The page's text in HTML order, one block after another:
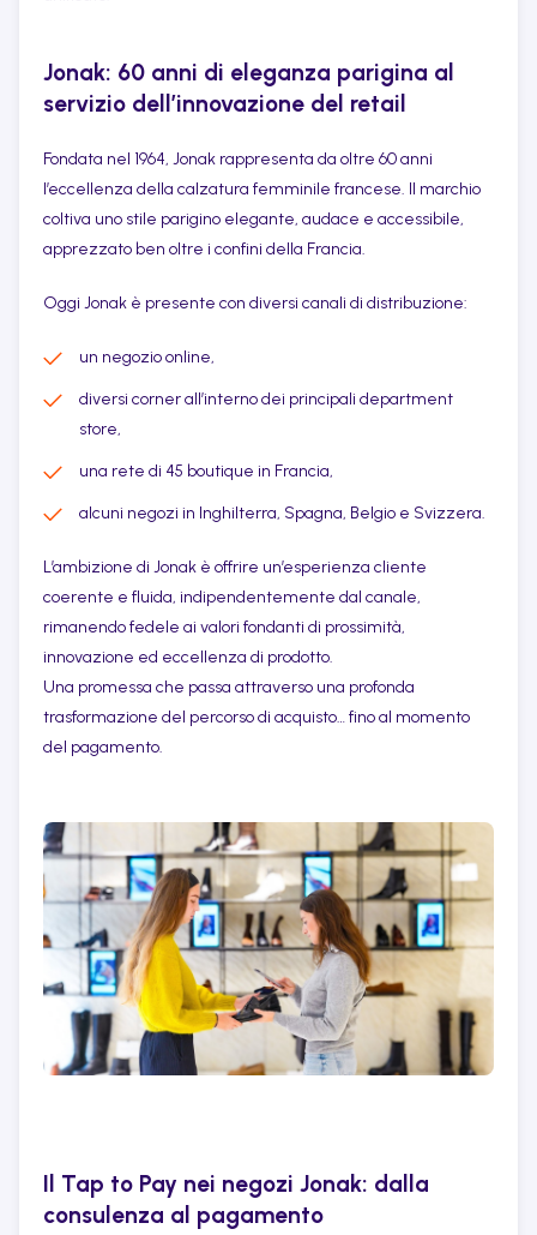
Jonak: 60 anni di eleganza parigina al
servizio dell’innovazione del retail
Fondata nel 1964, Jonak rappresenta da oltre 60 anni
l’eccellenza della calzatura femminile francese. Il marchio
coltiva uno stile parigino elegante, audace e accessibile,
apprezzato ben oltre i confini della Francia.
Oggi Jonak è presente con diversi canali di distribuzione:
un negozio online,
diversi corner all’interno dei principali department
store,
una rete di 45 boutique in Francia,
alcuni negozi in Inghilterra, Spagna, Belgio e Svizzera.
L’ambizione di Jonak è offrire un’esperienza cliente
coerente e fluida, indipendentemente dal canale,
rimanendo fedele ai valori fondanti di prossimità,
innovazione ed eccellenza di prodotto.
Una promessa che passa attraverso una profonda
trasformazione del percorso di acquisto… fino al momento
del pagamento.
Il Tap to Pay nei negozi Jonak: dalla
consulenza al pagamento